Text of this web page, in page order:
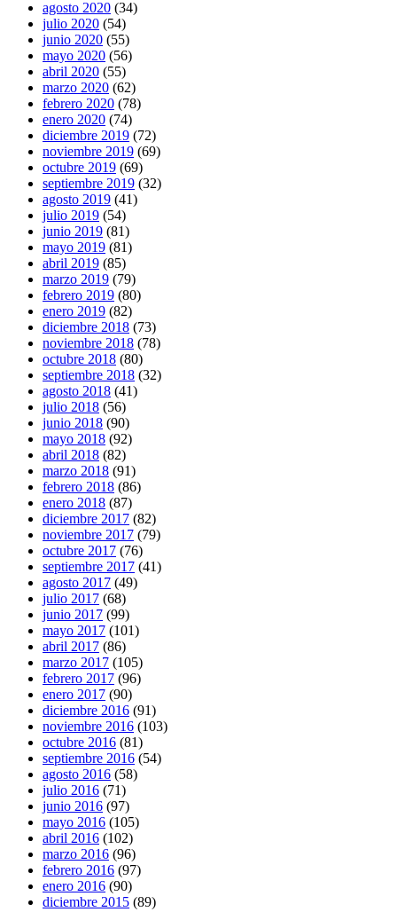
agosto 2020 (34)
julio 2020 (54)
junio 2020 (55)
mayo 2020 (56)
abril 2020 (55)
marzo 2020 (62)
febrero 2020 (78)
enero 2020 (74)
diciembre 2019 (72)
noviembre 2019 (69)
octubre 2019 (69)
septiembre 2019 (32)
agosto 2019 (41)
julio 2019 (54)
junio 2019 (81)
mayo 2019 (81)
abril 2019 (85)
marzo 2019 (79)
febrero 2019 (80)
enero 2019 (82)
diciembre 2018 (73)
noviembre 2018 (78)
octubre 2018 (80)
septiembre 2018 (32)
agosto 2018 (41)
julio 2018 (56)
junio 2018 (90)
mayo 2018 (92)
abril 2018 (82)
marzo 2018 (91)
febrero 2018 (86)
enero 2018 (87)
diciembre 2017 (82)
noviembre 2017 (79)
octubre 2017 (76)
septiembre 2017 (41)
agosto 2017 (49)
julio 2017 (68)
junio 2017 (99)
mayo 2017 (101)
abril 2017 (86)
marzo 2017 (105)
febrero 2017 (96)
enero 2017 (90)
diciembre 2016 (91)
noviembre 2016 (103)
octubre 2016 (81)
septiembre 2016 (54)
agosto 2016 (58)
julio 2016 (71)
junio 2016 (97)
mayo 2016 (105)
abril 2016 (102)
marzo 2016 (96)
febrero 2016 (97)
enero 2016 (90)
diciembre 2015 (89)